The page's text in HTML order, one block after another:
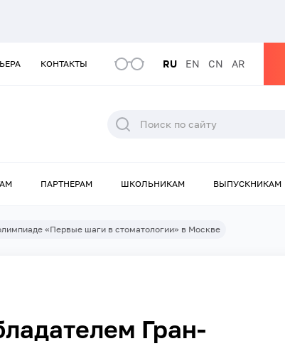
КОНТАКТЫ RU EN CN AR
ПАРТНЕРАМ ШКОЛЬНИКАМ ВЫПУСКНИКАМ
«Первые шаги в стоматологии» в Москве
Гран-